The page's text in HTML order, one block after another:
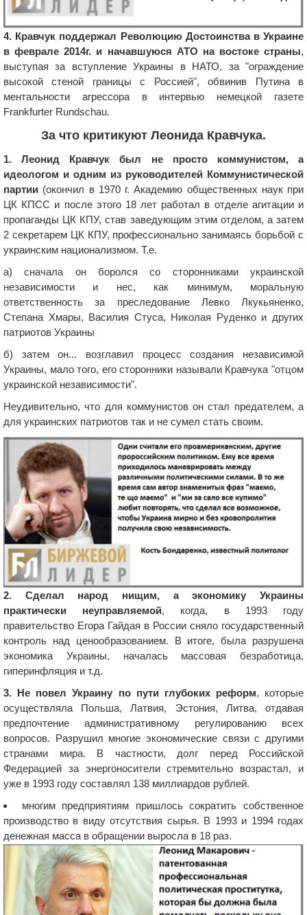
4. Кравчук поддержал Революцию Достоинства в Украине
в феврале 2014г. и начавшуюся АТО на востоке страны,
выступая за вступление Украины в НАТО, за "ограждение
высокой стеной границы с Россией", обвинив Путина в
ментальности агрессора в интервью немецкой газете
Frankfurter Rundschau.
За что критикуют Леонида Кравчука.
1. Леонид Кравчук был не просто коммунистом, а
идеологом и одним из руководителей Коммунистической
партии (окончил в 1970 г. Академию общественных наук при
ЦК КПСС и после этого 18 лет работал в отделе агитации и
пропаганды ЦК КПУ, став заведующим этим отделом, а затем
2 секретарем ЦК КПУ, профессионально занимаясь борьбой с
украинским национализмом. Т.е.
а) сначала он боролся со сторонниками украинской
независимости и нес, как минимум, моральную
ответственность за преследование Левко Лкукьяненко,
Степана Хмары, Василия Стуса, Николая Руденко и других
патриотов Украины
б) затем он... возглавил процесс создания независимой
Украины, мало того, его сторонники называли Кравчука "отцом
украинской независимости".
Неудивительно, что для коммунистов он стал предателем, а
для украинских патриотов так и не сумел стать своим.
2. Сделал народ нищим, а экономику Украины
практически неуправляемой, когда, в 1993 году
правительство Егора Гайдая в России сняло государственный
контроль над ценообразованием. В итоге, была разрушена
экономика Украины, началась массовая безработица,
гиперинфляция и т.д.
3. Не повел Украину по пути глубоких реформ, которые
осуществляла Польша, Латвия, Эстония, Литва, отдавая
предпочтение административному регулированию всех
вопросов. Разрушил многие экономические связи с другими
странами мира. В частности, долг перед Российской
Федерацией за энергоносители стремительно возрастал, и
уже в 1993 году составлял 138 миллиардов рублей.
многим предприятиям пришлось сократить собственное
производство в виду отсутствия сырья. В 1993 и 1994 годах
денежная масса в обращении выросла в 18 раз.